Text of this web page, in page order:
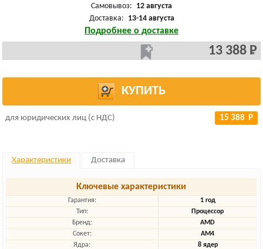
Самовывоз: 12 августа
Доставка: 13-14 августа
Подробнее о доставке
13 388 Р
КУПИТЬ
для юридических лиц (с НДС) 15 388 Р
Характеристики Доставка
Ключевые характеристики
Гарантия:
1 год
Тип:
Процессор
Бренд:
AMD
Сокет:
AM4
Ядра:
8 ядер